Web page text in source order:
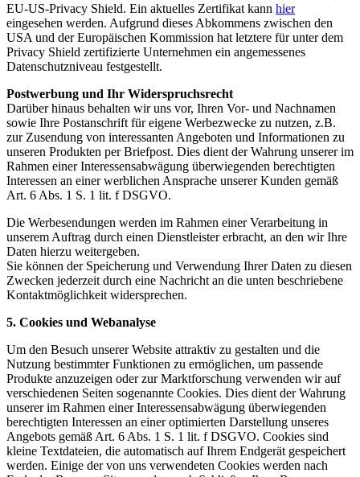
EU-US-Privacy Shield. Ein aktuelles Zertifikat kann hier
eingesehen werden. Aufgrund dieses Abkommens zwischen den
USA und der Europäischen Kommission hat letztere für unter dem
Privacy Shield zertifizierte Unternehmen ein angemessenes
Datenschutzniveau festgestellt.
Postwerbung und Ihr Widerspruchsrecht
Darüber hinaus behalten wir uns vor, Ihren Vor- und Nachnamen
sowie Ihre Postanschrift für eigene Werbezwecke zu nutzen, z.B.
zur Zusendung von interessanten Angeboten und Informationen zu
unseren Produkten per Briefpost. Dies dient der Wahrung unserer im
Rahmen einer Interessensabwägung überwiegenden berechtigten
Interessen an einer werblichen Ansprache unserer Kunden gemäß
Art. 6 Abs. 1 S. 1 lit. f DSGVO.
Die Werbesendungen werden im Rahmen einer Verarbeitung in
unserem Auftrag durch einen Dienstleister erbracht, an den wir Ihre
Daten hierzu weitergeben.
Sie können der Speicherung und Verwendung Ihrer Daten zu diesen
Zwecken jederzeit durch eine Nachricht an die unten beschriebene
Kontaktmöglichkeit widersprechen.
5. Cookies und Webanalyse
Um den Besuch unserer Website attraktiv zu gestalten und die
Nutzung bestimmter Funktionen zu ermöglichen, um passende
Produkte anzuzeigen oder zur Marktforschung verwenden wir auf
verschiedenen Seiten sogenannte Cookies. Dies dient der Wahrung
unserer im Rahmen einer Interessensabwägung überwiegenden
berechtigten Interessen an einer optimierten Darstellung unseres
Angebots gemäß Art. 6 Abs. 1 S. 1 lit. f DSGVO. Cookies sind
kleine Textdateien, die automatisch auf Ihrem Endgerät gespeichert
werden. Einige der von uns verwendeten Cookies werden nach